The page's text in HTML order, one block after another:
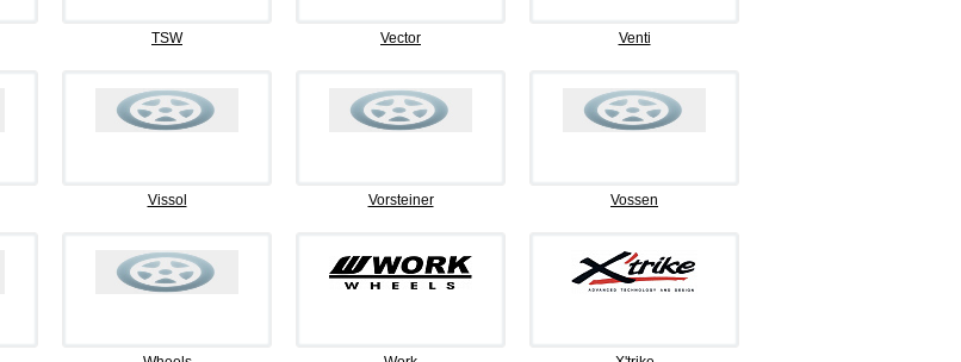
TSW Vector Venti
Vissol Vorsteiner Vossen